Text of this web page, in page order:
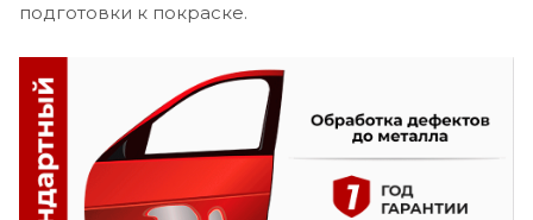
подготовки к покраске.